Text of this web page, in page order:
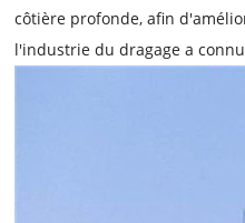
côtière profonde, afin
l'industrie du dragage a